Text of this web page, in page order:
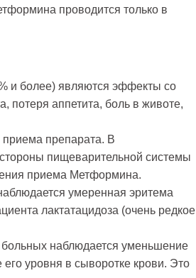
проводится только в
и более) являются эффекты со
потеря аппетита, боль в животе,
препарата. В
пищеварительной системы
приема Метформина.
умеренная эритема
лактатацидоза (очень редкое
наблюдается уменьшение
уровня в сыворотке крови. Это